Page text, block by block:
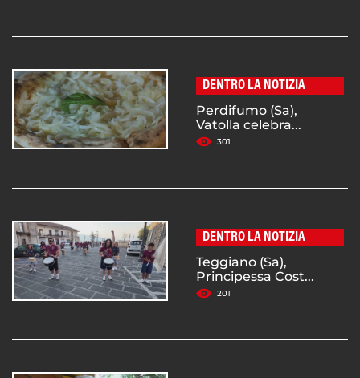
DENTRO LA NOTIZIA
Perdifumo (Sa),
Vatolla celebra...
301
DENTRO LA NOTIZIA
Teggiano (Sa),
Principessa Cost...
201